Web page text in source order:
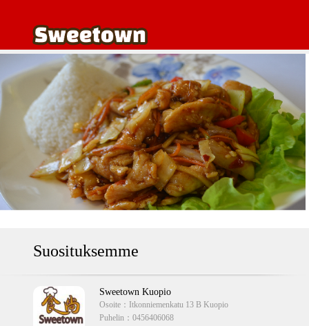
Suosituksemme
Sweetown Kuopio
Osoite：
Itkonniemenkatu 13 B Kuopio
Puhelin：0456406068